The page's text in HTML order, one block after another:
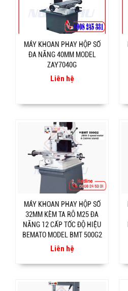
MÁY KHOAN PHAY HỘP SỐ
ĐA NĂNG 40MM MODEL
ZAY7040G
Liên hệ
MÁY KHOAN PHAY HỘP SỐ
32MM KÈM TA RÔ M25 ĐA
NĂNG 12 CẤP TỐC ĐỘ HIỆU
BEMATO MODEL BMT 500G2
Liên hệ